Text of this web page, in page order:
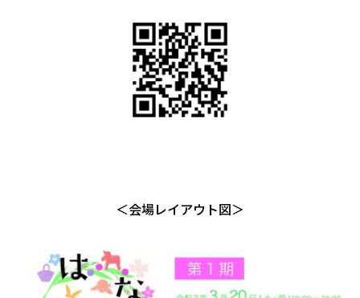
＜会場レイアウト図＞